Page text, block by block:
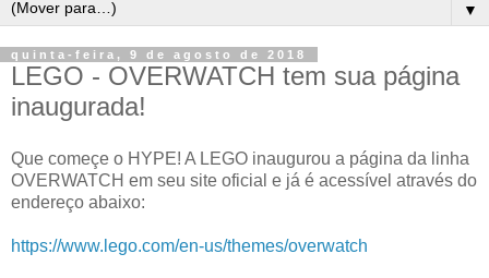
▼
quinta-feira, 9 de agosto de 2018
LEGO - OVERWATCH tem sua página
inaugurada!
Que começe o HYPE! A LEGO inaugurou a página da linha
OVERWATCH em seu site oficial e já é acessível através do
endereço abaixo:
https://www.lego.com/en-us/themes/overwatch